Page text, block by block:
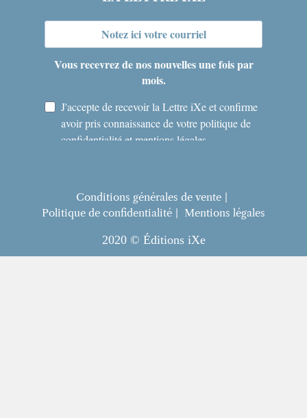
Conditions générales de vente
Politique de confidentialité
Mentions légales
2020 © Éditions iXe